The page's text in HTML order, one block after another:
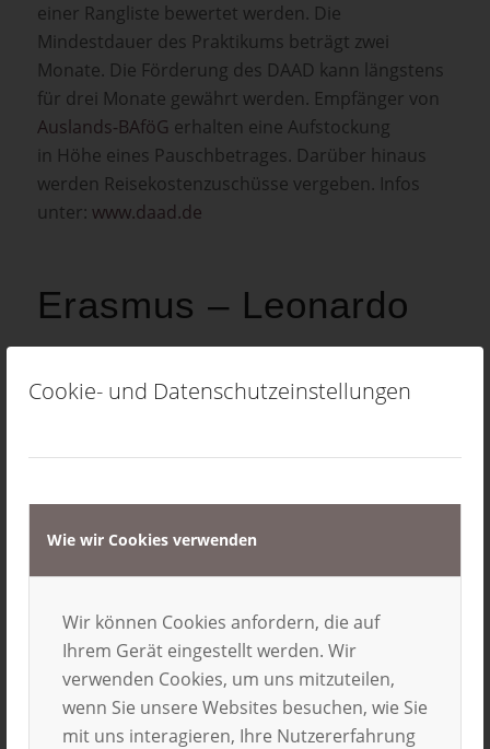
Cookie- und Datenschutzeinstellungen
Wie wir Cookies verwenden
Wir können Cookies anfordern, die auf
Ihrem Gerät eingestellt werden. Wir
verwenden Cookies, um uns mitzuteilen,
wenn Sie unsere Websites besuchen, wie Sie
mit uns interagieren, Ihre Nutzererfahrung
einer Rangliste bewertet werden. Die
Mindestdauer des Praktikums beträgt zwei
Monate. Die Förderung des DAAD kann längstens
für drei Monate gewährt werden. Empfänger von
Auslands-BAföG erhalten eine Aufstockung
in Höhe eines Pauschbetrages. Darüber hinaus
werden Reisekostenzuschüsse vergeben. Infos
unter: www.daad.de
Erasmus – Leonardo
Das spezielle Förderungsprogramm der
Europäischen Union unterstützt
Pflichtpraktika oder freiwillige Praktika für
Vollzeitstudenten mit einer Laufzeit
zwischen drei und zwölf Monaten. Das Praktikum
muss einen direkten Zusammenhang zum
Studienfach aufweisen. Die Stipendiaten erhalten
zusätzlich zu den anfallenden
Lebenshaltungskosten außerdem einen Zuschuss